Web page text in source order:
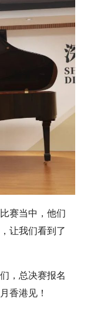
赛当中，他们
让我们看到了
，总决赛报名
香港见！